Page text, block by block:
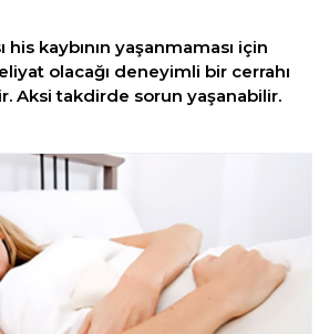
his kaybının yaşanmaması için
olacağı deneyimli bir cerrahı
Aksi takdirde sorun yaşanabilir.